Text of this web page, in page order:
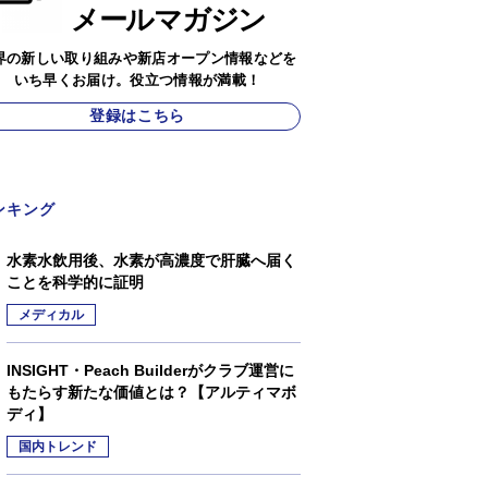
メールマガジン
の新しい取り組みや新店オープン情報などを
いち早くお届け。役立つ情報が満載！
登録はこちら
キング
水素水飲用後、水素が高濃度で肝臓へ届く
ことを科学的に証明
メディカル
INSIGHT・Peach Builderがクラブ運営に
もたらす新たな価値とは？【アルティマボ
ディ】
国内トレンド